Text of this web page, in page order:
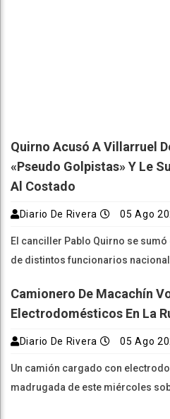
Quirno Acusó A Villarruel
«pseudo Golpistas» Y Le
Al Costado
Diario De Rivera 05 Ago
El canciller Pablo Quirno se
de distintos funcionarios
Camionero De Macachín
Electrodomésticos En La
Diario De Rivera 05 Ago
Un camión cargado con
madrugada de este miércoles